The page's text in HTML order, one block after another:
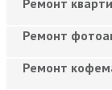
Ремонт
Ремонт